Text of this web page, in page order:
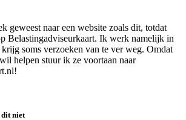
geweest naar een website zoals dit, totdat
Belastingadviseurkaart. Ik werk namelijk in
krijg soms verzoeken van te ver weg. Omdat
helpen stuur ik ze voortaan naar
niet